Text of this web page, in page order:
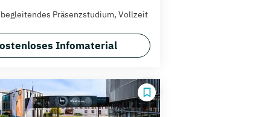
Präsenzstudium, Vollzeit
Infomaterial